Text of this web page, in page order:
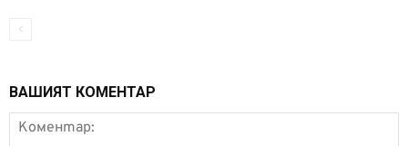
ВАШИЯТ КОМЕНТАР